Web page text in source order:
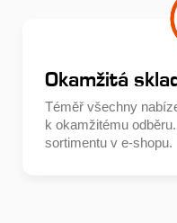
Okamžitá
Téměř všechny
k okamžitému
sortimentu v e-shopu.